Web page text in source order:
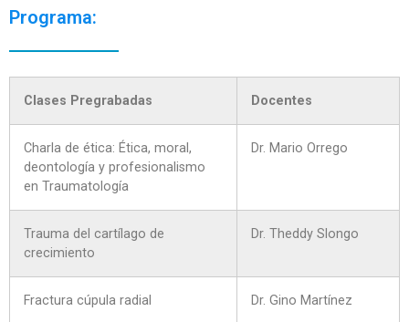
Programa:
Clases Pregrabadas Docentes
Charla de ética: Ética, moral,
deontología y profesionalismo
en Traumatología
Dr. Mario Orrego
Trauma del cartílago de
crecimiento
Dr. Theddy Slongo
Fractura cúpula radial Dr. Gino Martínez